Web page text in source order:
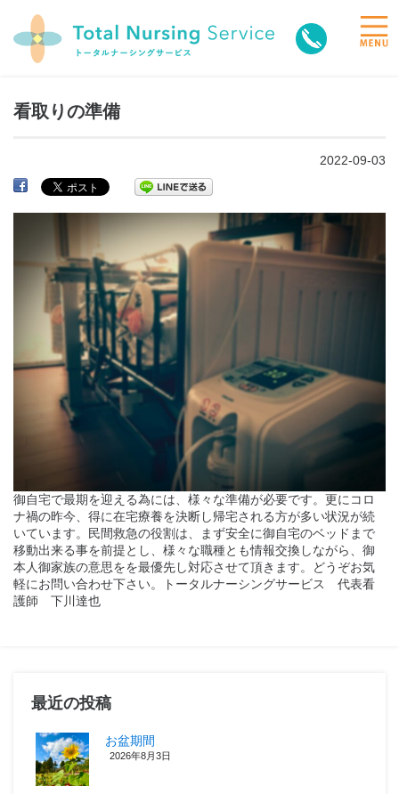
toggle
看取りの準備
2022-09-03
御自宅で最期を迎える為には、様々な準備が必要です。更にコロ
ナ禍の昨今、得に在宅療養を決断し帰宅される方が多い状況が続
いています。民間救急の役割は、まず安全に御自宅のベッドまで
移動出来る事を前提とし、様々な職種とも情報交換しながら、御
本人御家族の意思をを最優先し対応させて頂きます。どうぞお気
軽にお問い合わせ下さい。トータルナーシングサービス 代表看
護師 下川達也
最近の投稿
お盆期間
2026年8月3日